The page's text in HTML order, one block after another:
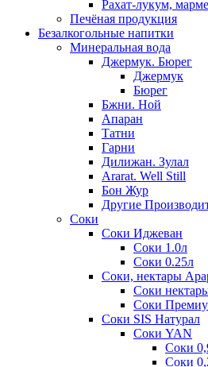
Рахат-лукум,
Печёная продукция
Безалкогольные напитки
Минеральная вода
Джермук. Бюрег
Джермук
Бюрег
Бжни. Ной
Апаран
Татни
Гарни
Дилижан. Зулал
Ararat. Well Still
Бон Жур
Другие
Соки
Соки Иджеван
Соки 1.0л
Соки 0.25л
Соки, нектары
Соки
Соки
Соки SIS Натурал
Соки YAN
Соки
Соки